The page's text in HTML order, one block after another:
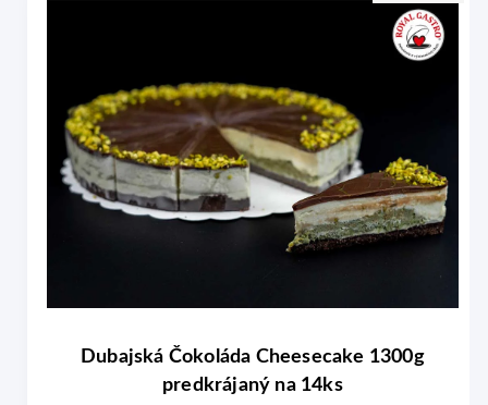
Dubajská Čokoláda Cheesecake 1300g
predkrájaný na 14ks